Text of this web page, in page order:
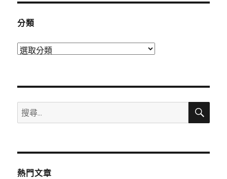
分類
分
搜
尋
鍵
搜
熱門文章